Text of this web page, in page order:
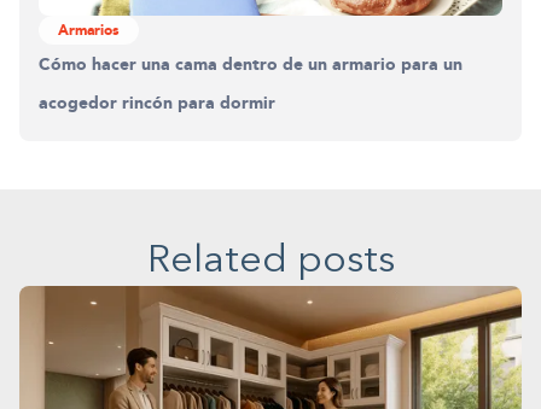
Armarios
Cómo hacer una cama dentro de un armario para un
acogedor rincón para dormir
Related posts